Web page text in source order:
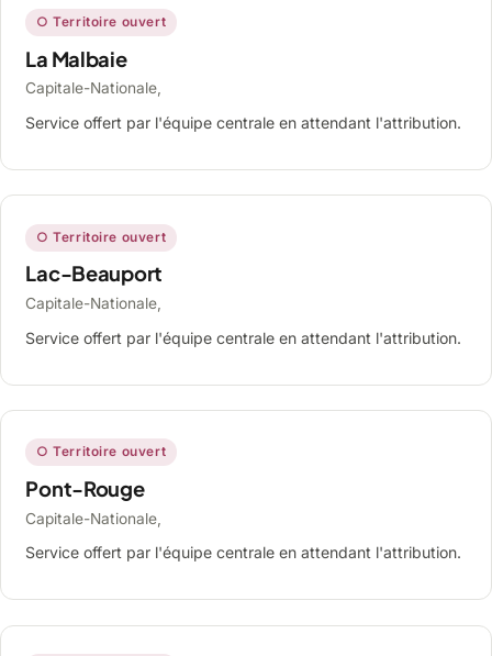
○ Territoire ouvert
La Malbaie
Capitale-Nationale,
Service offert par l'équipe centrale en attendant l'attribution.
○ Territoire ouvert
Lac-Beauport
Capitale-Nationale,
Service offert par l'équipe centrale en attendant l'attribution.
○ Territoire ouvert
Pont-Rouge
Capitale-Nationale,
Service offert par l'équipe centrale en attendant l'attribution.